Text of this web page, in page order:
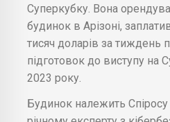
Суперкубку. Вона
будинок в Арізоні,
тисяч доларів за тиждень
підготовок до виступу на
2023 року.
Будинок належить Спіросу